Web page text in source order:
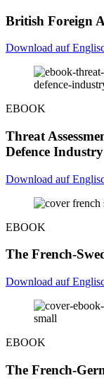
British Foreign
Download auf
EBOOK
Threat
Defence Industry
Download auf
EBOOK
The French-
Download auf
EBOOK
The French-